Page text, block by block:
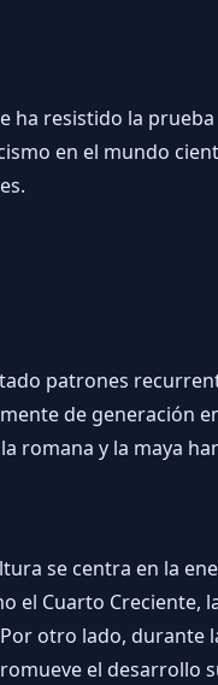
ha resistido la
en el mundo
patrones
de generación
romana y la maya
se centra en la
el Cuarto Creciente,
otro lado, durante
el desarrollo